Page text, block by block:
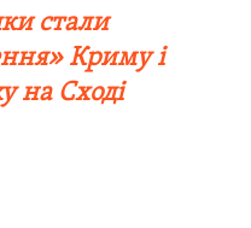
стали
Криму і
на Сході